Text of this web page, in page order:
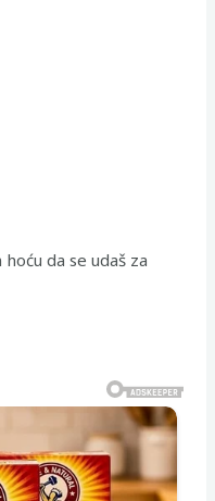
da se udaš za